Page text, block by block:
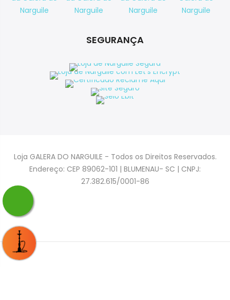
SEGURANÇA
Loja GALERA DO NARGUILE - Todos os Direitos Reservados.
Endereço: CEP 89062-101 | BLUMENAU- SC | CNPJ:
27.382.615/0001-86